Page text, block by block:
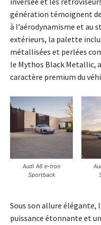
génération témoignent
à l’aérodynamisme et au
extérieurs, la palette
métallisées et perlées
le Mythos Black Metallic,
caractère premium du
Audi A6 e-tron
Sportback
Sous son allure élégante,
puissance étonnante et